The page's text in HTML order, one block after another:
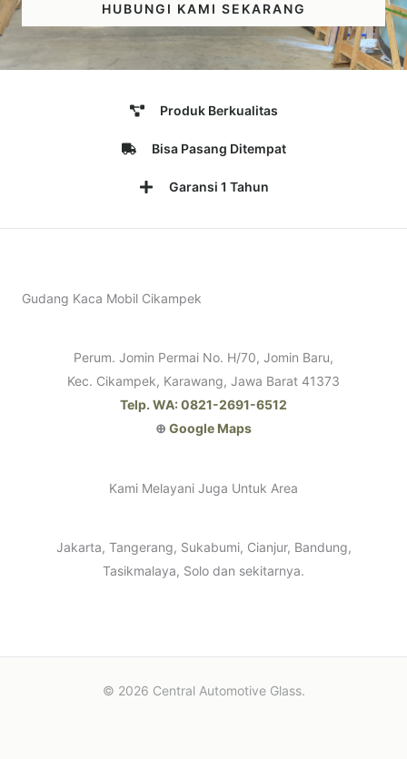
HUBUNGI KAMI SEKARANG
Produk Berkualitas
Bisa Pasang Ditempat
Garansi 1 Tahun
Gudang Kaca Mobil Cikampek
Perum. Jomin Permai No. H/70, Jomin Baru,
Kec. Cikampek, Karawang, Jawa Barat 41373
Telp. WA: 0821-2691-6512
⊕ Google Maps
Kami Melayani Juga Untuk Area
Jakarta, Tangerang, Sukabumi, Cianjur, Bandung,
Tasikmalaya, Solo dan sekitarnya.
© 2026 Central Automotive Glass.